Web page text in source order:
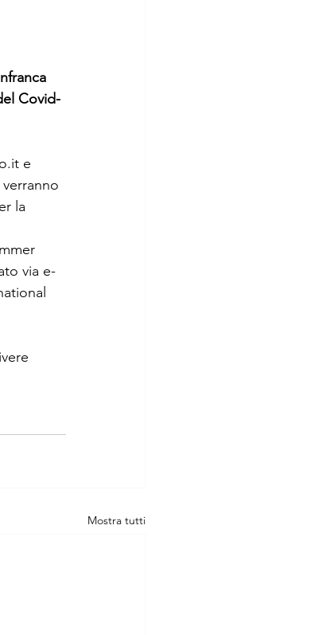
Covid-
e
la
via e-
Mostra tutti